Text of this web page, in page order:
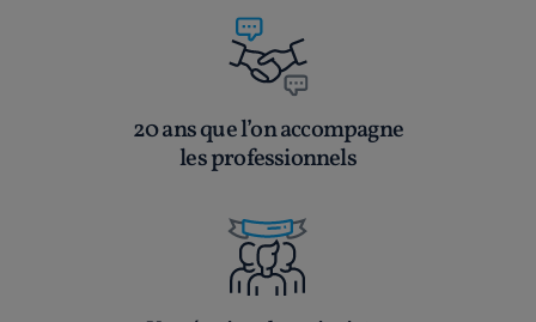
20 ans que l’on accompagne
les professionnels